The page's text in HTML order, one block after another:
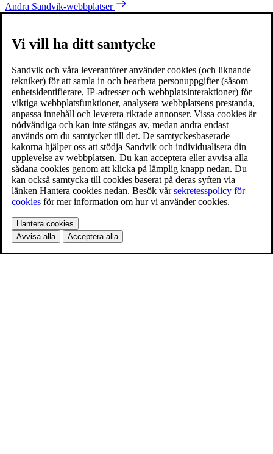
Andra Sandvik-webbplatser
Vi vill ha ditt samtycke
Sandvik och våra leverantörer använder cookies (och liknande
tekniker) för att samla in och bearbeta personuppgifter (såsom
enhetsidentifierare, IP-adresser och webbplatsinteraktioner) för
viktiga webbplatsfunktioner, analysera webbplatsens prestanda,
anpassa innehåll och leverera riktade annonser. Vissa cookies är
nödvändiga och kan inte stängas av, medan andra endast
används om du samtycker till det. De samtyckesbaserade
kakorna hjälper oss att stödja Sandvik och individualisera din
upplevelse av webbplatsen. Du kan acceptera eller avvisa alla
sådana cookies genom att klicka på lämplig knapp nedan. Du
kan också samtycka till cookies baserat på deras syften via
länken Hantera cookies nedan. Besök vårsekretesspolicy för
cookies för mer information om hur vi använder cookies.
Hantera cookies
Avvisa alla
Acceptera alla